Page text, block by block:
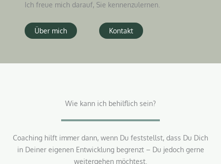
Ich freue mich darauf, Sie kennenzulernen.
Über mich Kontakt
Wie kann ich behilflich sein?
Coaching hilft immer dann, wenn Du feststellst, dass Du Dich
in Deiner eigenen Entwicklung begrenzt – Du jedoch gerne
weitergehen möchtest.